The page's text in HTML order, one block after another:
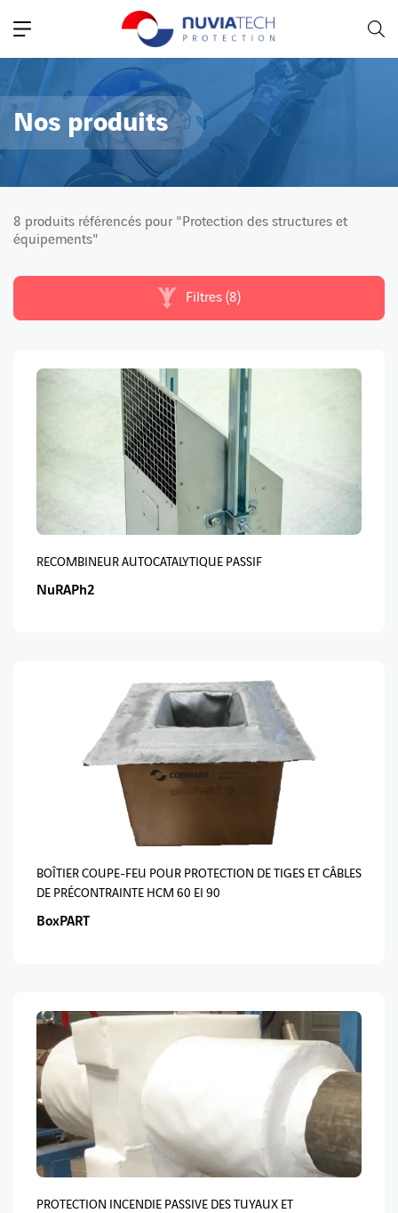
Nos produits
8 produits référencés pour "Protection des structures et
équipements"
Filtres (8)
RECOMBINEUR AUTOCATALYTIQUE PASSIF
NuRAPh2
BOÎTIER COUPE-FEU POUR PROTECTION DE TIGES ET CÂBLES
DE PRÉCONTRAINTE HCM 60 EI 90
BoxPART
PROTECTION INCENDIE PASSIVE DES TUYAUX ET